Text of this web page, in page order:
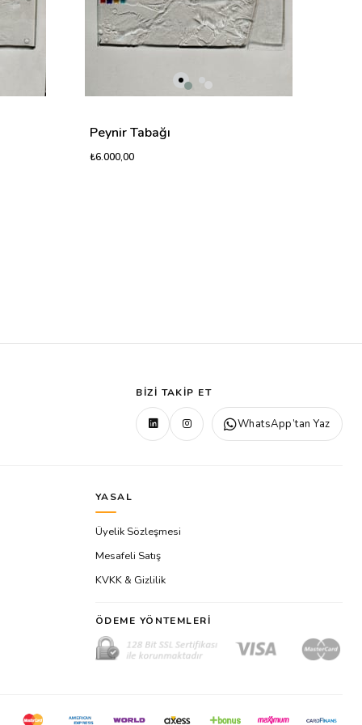
Peynir Tabağı
₺6.000,00
BIZI TAKIP ET
WhatsApp’tan Yaz
YASAL
Üyelik Sözleşmesi
Mesafeli Satış
KVKK & Gizlilik
ÖDEME YÖNTEMLERI